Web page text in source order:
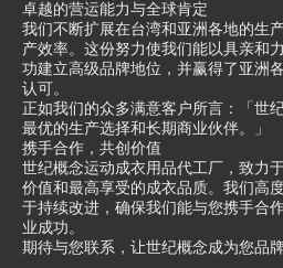
卓越的营运能力与全球肯定
我们不断扩展在台湾和亚洲各地的生
产效率。这份努力使我们能以具亲和
功建立高级品牌地位，并赢得了亚洲
认可。
正如我们的众多满意客户所言：「世
最优的生产选择和长期商业伙伴。」
携手合作，共创价值
世纪概念运动成衣用品代工厂，致力
价值和最高享受的成衣品质。我们高
于持续改进，确保我们能与您携手合
业成功。
期待与您联系，让世纪概念成为您品